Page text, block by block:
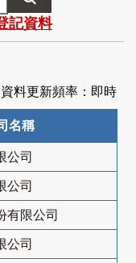
記資料
資料更新頻率：即時
名稱
公司
公司
有限公司
公司